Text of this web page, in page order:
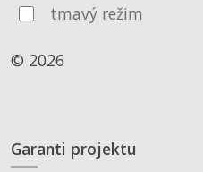
tmavý režim
© 2026
Garanti projektu